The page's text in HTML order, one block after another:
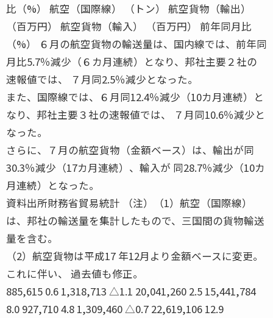
比（%） 航空（国際線） （トン） 航空貨物（輸出）
（百万円） 航空貨物（輸入） （百万円） 前年同月比
（%） ６月の航空貨物の輸送量は、国内線では、前年同
月比5.7％減少（６カ月連続）となり、邦社主要２社の
速報値では、 ７月同2.5％減少となった。
また、国際線では、６月同12.4％減少（10カ月連続）と
なり、邦社主要３社の速報値では、 ７月同10.6％減少と
なった。
さらに、７月の航空貨物（金額ベース）は、輸出が同
30.3％減少（17カ月連続）、輸入が 同28.7％減少（10カ
月連続）となった。
資料出所財務省貿易統計 （注）（1）航空（国際線）
は、邦社の輸送量を集計したもので、三国間の貨物輸送
量を含む。
（2）航空貨物は平成17 年12月より金額ベースに変更。
これに伴い、 過去値も修正。
885,615 0.6 1,318,713 △1.1 20,041,260 2.5 15,441,784
8.0 927,710 4.8 1,309,460 △0.7 22,619,106 12.9